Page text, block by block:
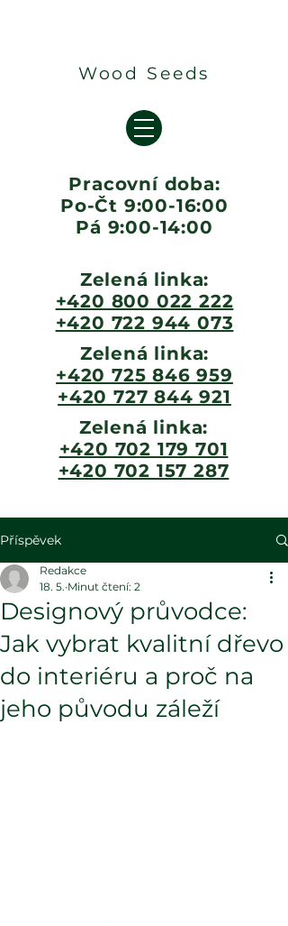
Wood Seeds
Zelená linka:
+420 702 179 701
+420 702 157 287
Pracovní doba:
Po-Čt 9:00-16:00
Pá 9:00-14:00
Zelená linka:
+420 725 846 959
+420 727 844 921
Zelená linka:
+420 800 022 222
+420 722 944 073
Příspěvek
Designový průvodce:
Jak vybrat kvalitní dřevo
do interiéru a proč na
jeho původu záleží
Redakce
18. 5. Minut čtení: 2